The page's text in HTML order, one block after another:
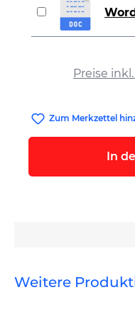
Preise
Zum Merkzettel
In
Weitere